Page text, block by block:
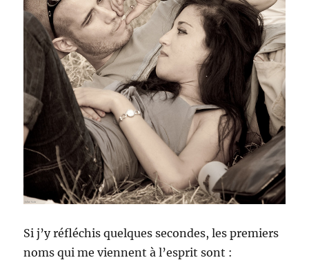
Si j’y réfléchis quelques secondes, les premiers
noms qui me viennent à l’esprit sont :